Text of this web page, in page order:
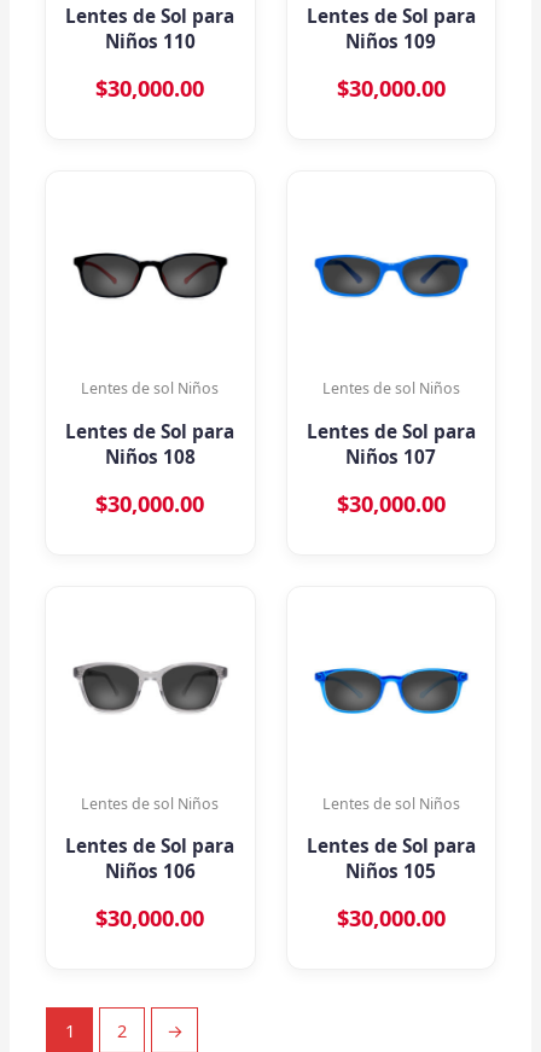
Lentes de Sol para
Niños 110
$30,000.00
Lentes de Sol para
Niños 109
$30,000.00
Lentes de sol Niños
Lentes de Sol para
Niños 108
$30,000.00
Lentes de sol Niños
Lentes de Sol para
Niños 107
$30,000.00
Lentes de sol Niños
Lentes de Sol para
Niños 106
$30,000.00
Lentes de sol Niños
Lentes de Sol para
Niños 105
$30,000.00
1 2 →